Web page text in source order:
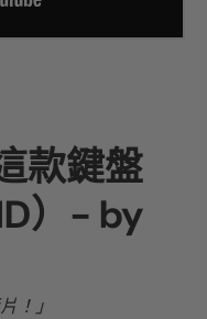
款鍵盤
）- by
！」